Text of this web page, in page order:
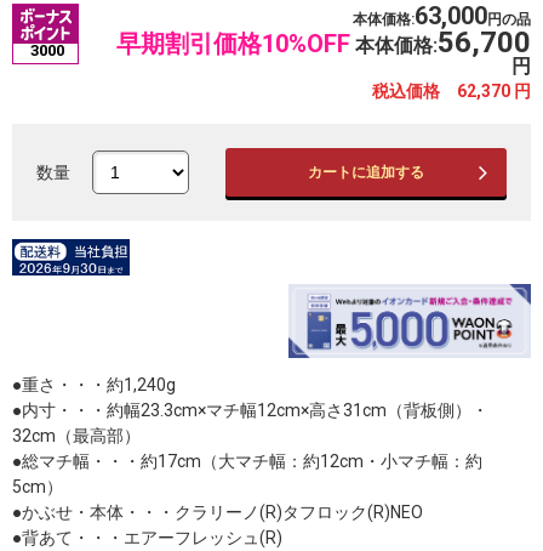
3000
本体価格:63,000円の品
早期割引価格10%OFF 本体価格:56,700
円
税込価格 62,370 円
数量 カートに追加する
●重さ・・・約1,240g
●内寸・・・約幅23.3cm×マチ幅12cm×高さ31cm（背板側）・
32cm（最高部）
●総マチ幅・・・約17cm（大マチ幅：約12cm・小マチ幅：約
5cm）
●かぶせ・本体・・・クラリーノ(R)タフロック(R)NEO
●背あて・・・エアーフレッシュ(R)